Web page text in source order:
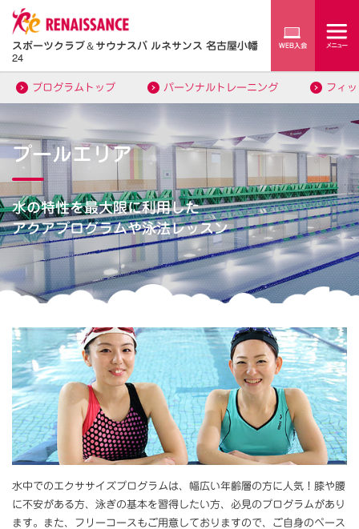
スポーツクラブ＆サウナスパ ルネサンス 名古屋小幡
24
プログラムトップ パーソナルトレーニング フィ
プールエリア
水の特性を最大限に利用した
アクアプログラムや泳法レッスン
水中でのエクササイズプログラムは、幅広い年齢層の方に人気！膝や腰
に不安がある方、泳ぎの基本を習得したい方、必見のプログラムがあり
ます。また、フリーコースもご用意しておりますので、ご自身のペース